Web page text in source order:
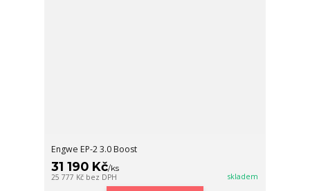
Engwe EP-2 3.0 Boost
31 190 Kč/ks
25 777 Kč bez DPH skladem